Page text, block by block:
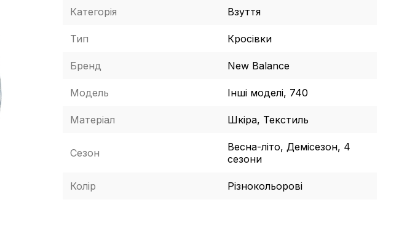
Категорія Взуття
Тип Кросівки
Бренд New Balance
Модель Інші моделі, 740
Матеріал Шкіра, Текстиль
Сезон
Весна-літо, Демісезон, 4
сезони
Колір Різнокольорові